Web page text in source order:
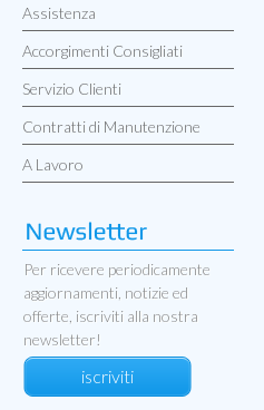
Assistenza
Accorgimenti Consigliati
Servizio Clienti
Contratti di Manutenzione
A Lavoro
Per ricevere periodicamente
aggiornamenti, notizie ed
offerte, iscriviti alla nostra
newsletter!
iscriviti